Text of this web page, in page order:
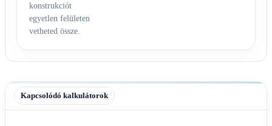
konstrukciót
egyetlen felületen
vetheted össze.
Kapcsolódó kalkulátorok